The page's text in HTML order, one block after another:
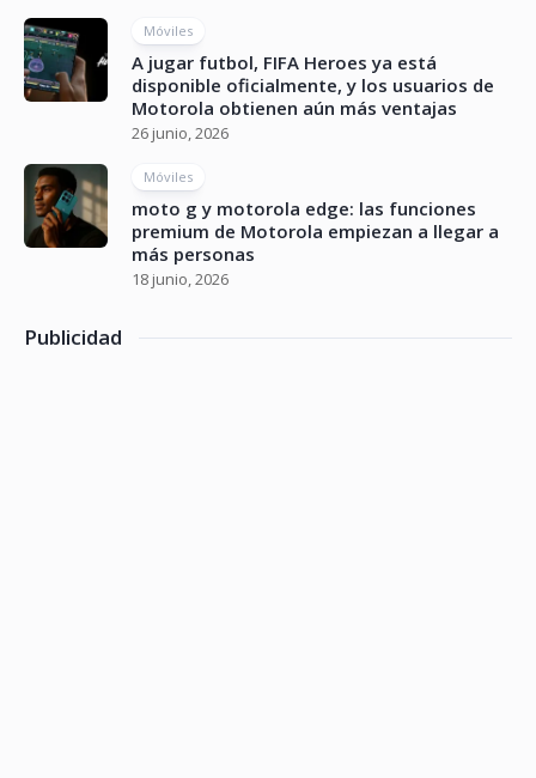
Móviles
A jugar futbol, FIFA Heroes ya está
disponible oficialmente, y los usuarios de
Motorola obtienen aún más ventajas
26 junio, 2026
Móviles
moto g y motorola edge: las funciones
premium de Motorola empiezan a llegar a
más personas
18 junio, 2026
Publicidad